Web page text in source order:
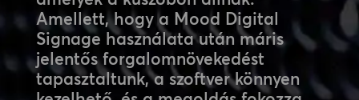
Amellett, hogy a Mood Digital
Signage használata után máris
jelentős forgalomnövekedést
tapasztaltunk, a szoftver könnyen